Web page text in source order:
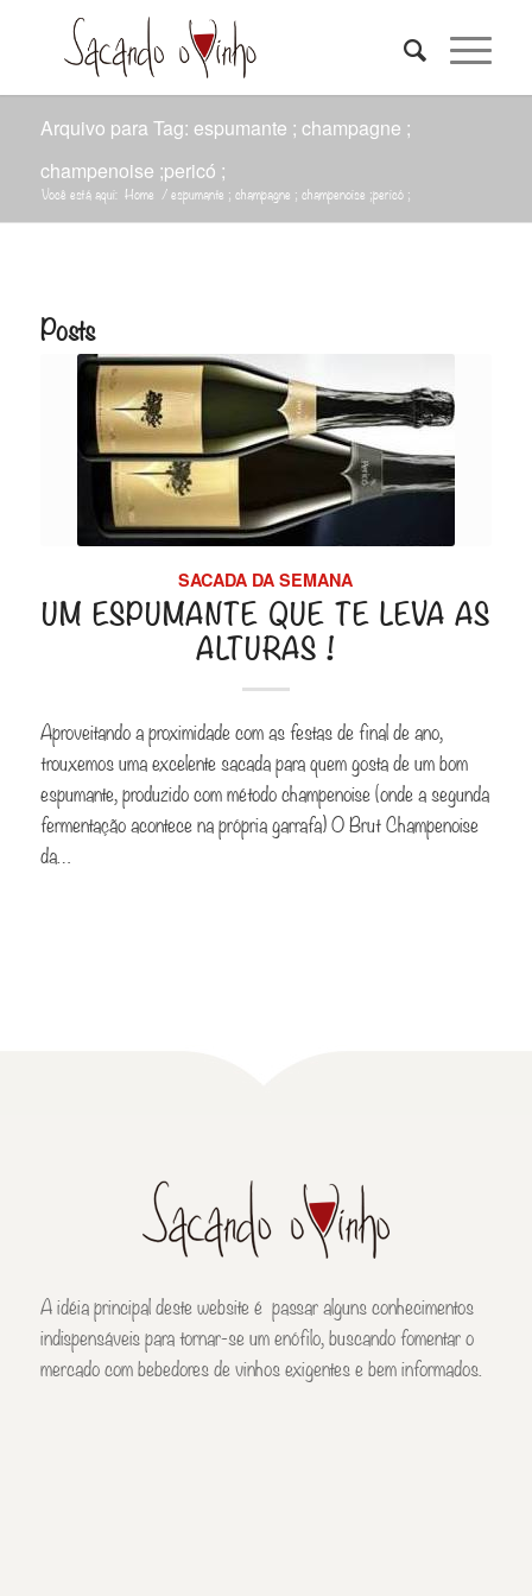
Arquivo para Tag: espumante ; champagne ;
champenoise ;pericó ;
Você está aqui: Home /espumante ; champagne ; champenoise ;pericó ;
Posts
SACADA DA SEMANA
UM ESPUMANTE QUE TE LEVA AS
ALTURAS !
Aproveitando a proximidade com as festas de final de ano,
trouxemos uma excelente sacada para quem gosta de um bom
espumante, produzido com método champenoise (onde a segunda
fermentação acontece na própria garrafa) O Brut Champenoise
da…
A idéia principal deste website é passar alguns conhecimentos
indispensáveis para tornar-se um enófilo, buscando fomentar o
mercado com bebedores de vinhos exigentes e bem informados.